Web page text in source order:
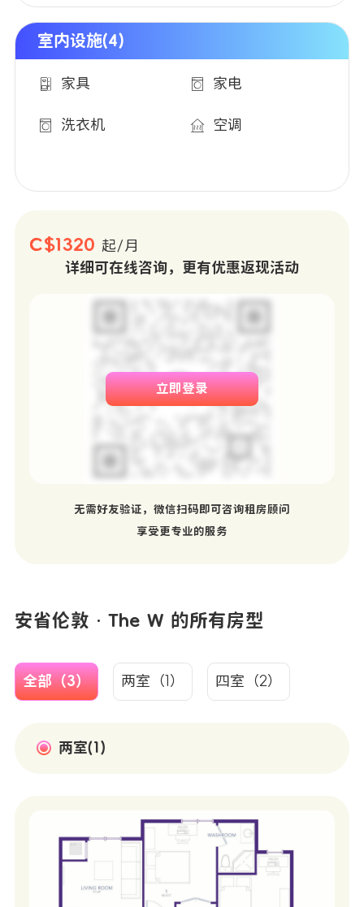
室内设施(4)
家具 家电
洗衣机 空调
C$1320 起/月
详细可在线咨询，更有优惠返现活动
立即登录
无需好友验证，微信扫码即可咨询租房顾问
享受更专业的服务
安省伦敦 · The W 的所有房型
全部（3） 两室（1） 四室（2）
两室(1)